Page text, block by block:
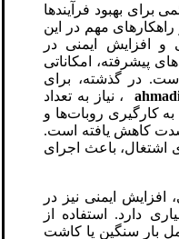
برای بهبود فرآیندها
مهم در این
و افزایش ایمنی در
پیشرفته، امکاناتی
است. در گذشته، برای
، نیاز به تعداد
به کارگیری روبات‌ها و
شدت کاهش یافته است.
اشتغال، باعث اجرای
افزایش ایمنی نیز در
دارد. استفاده از
بار سنگین یا کاشت